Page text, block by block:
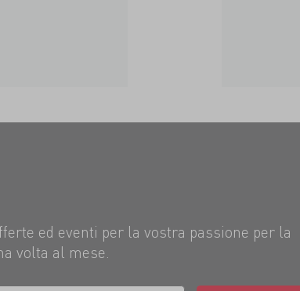
ed eventi per la vostra passione per la
volta al mese.